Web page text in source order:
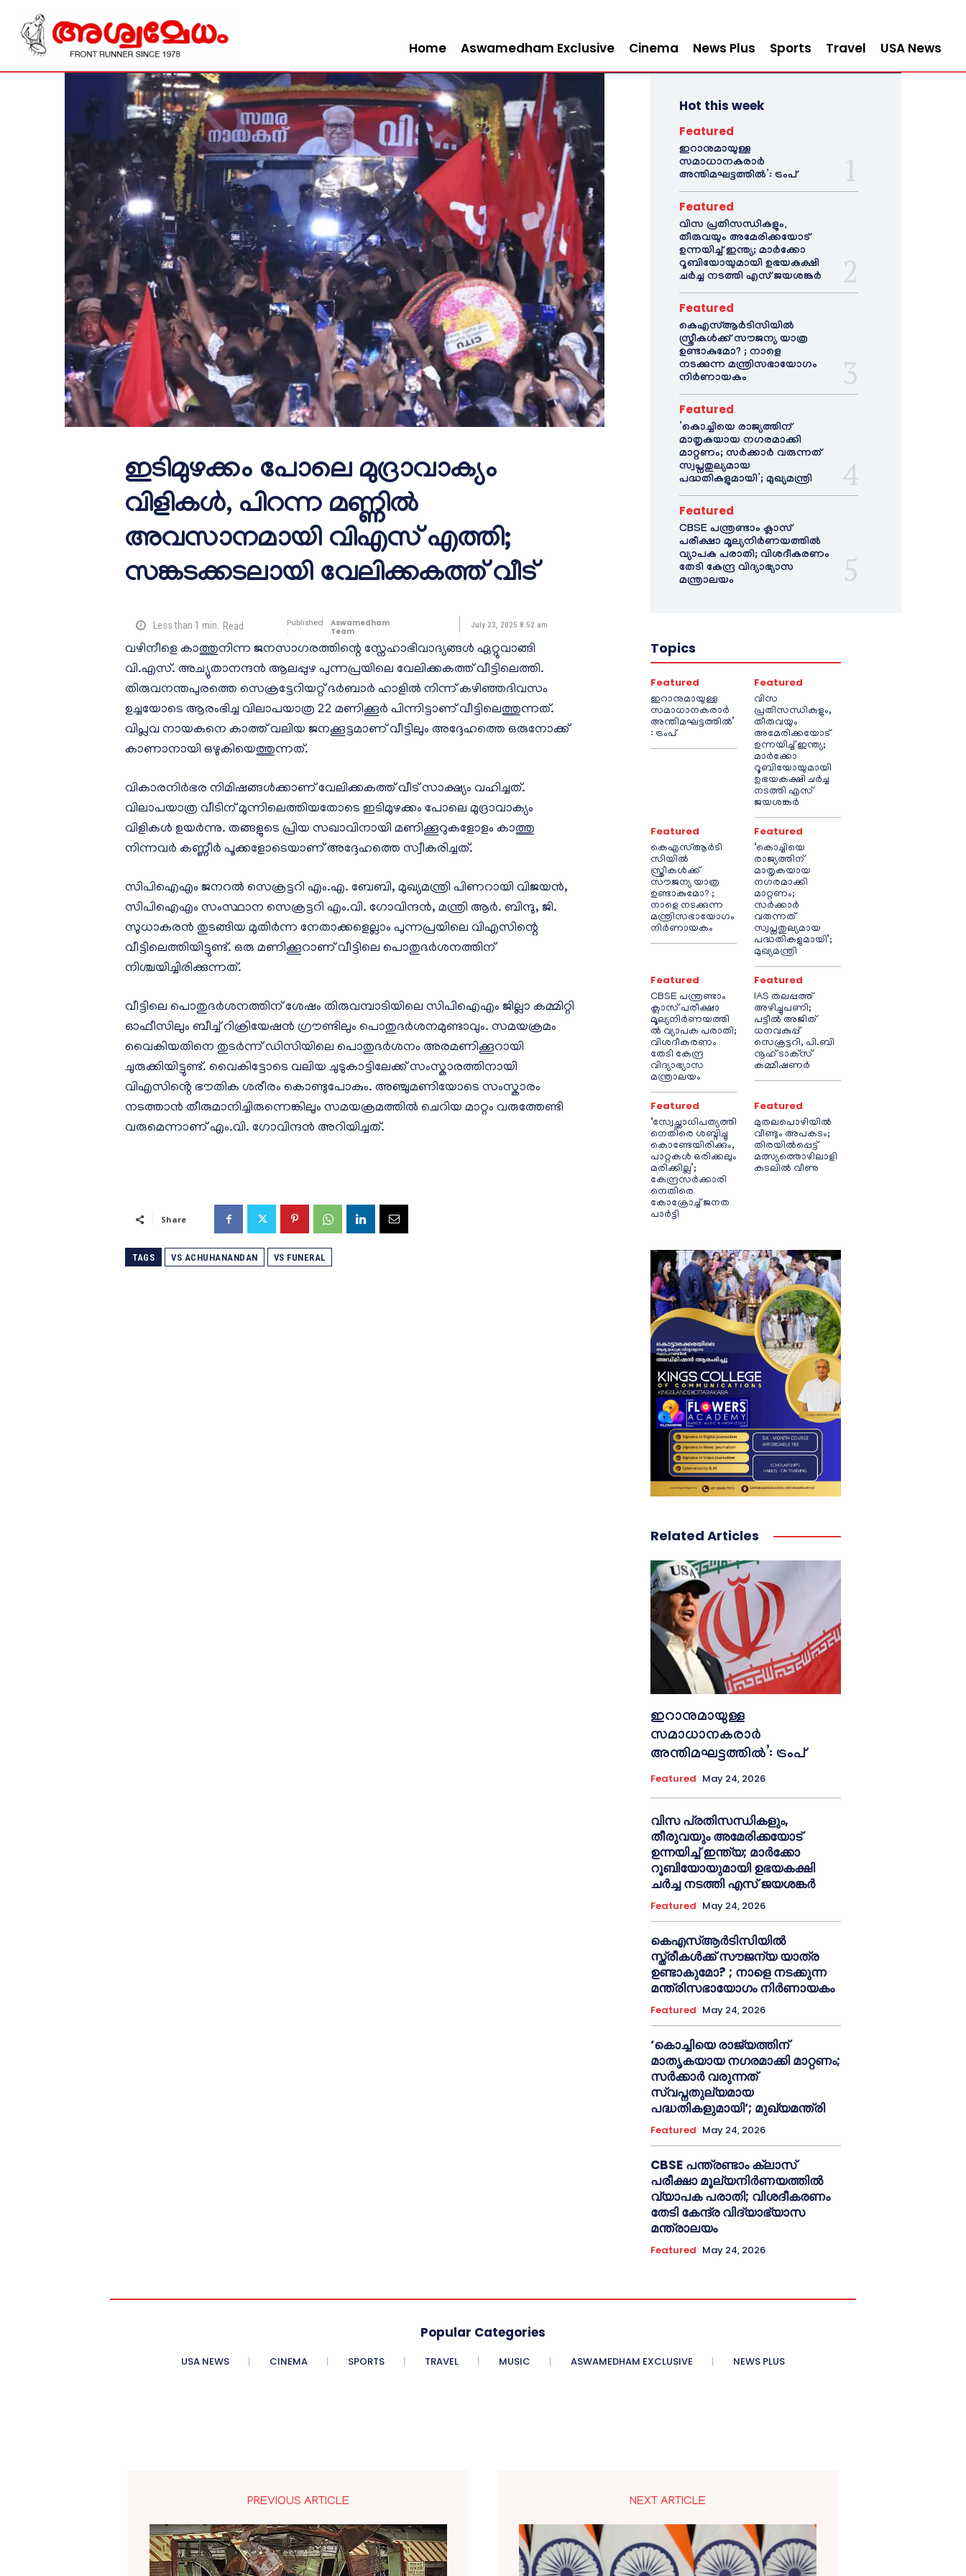
Home Aswamedham Exclusive Cinema News Plus Sports Travel USA News
ഇടിമുഴക്കം പോലെ മുദ്രാവാക്യം
വിളികൾ, പിറന്ന മണ്ണിൽ
അവസാനമായി വിഎസ് എത്തി;
സങ്കടക്കടലായി വേലിക്കകത്ത് വീട്
Less than 1 min. Read
Published
:
Aswamedham
Team
July 23, 2025 8:52 am
വഴിനീളെ കാത്തുനിന്ന ജനസാഗരത്തിന്റെ സ്നേഹാഭിവാദ്യങ്ങൾ ഏറ്റുവാങ്ങി
വി.എസ്. അച്യുതാനന്ദൻ ആലപ്പുഴ പുന്നപ്രയിലെ വേലിക്കകത്ത് വീട്ടിലെത്തി.
തിരുവനന്തപുരത്തെ സെക്രട്ടേറിയറ്റ് ദർബാർ ഹാളിൽ നിന്ന് കഴിഞ്ഞദിവസം
ഉച്ചയോടെ ആരംഭിച്ച വിലാപയാത്ര 22 മണിക്കൂർ പിന്നിട്ടാണ് വീട്ടിലെത്തുന്നത്.
വിപ്ലവ നായകനെ കാത്ത് വലിയ ജനക്കൂട്ടമാണ് വീട്ടിലും അദ്ദേഹത്തെ ഒരുനോക്ക്
കാണാനായി ഒഴുകിയെത്തുന്നത്.
വികാരനിർഭര നിമിഷങ്ങൾക്കാണ് വേലിക്കകത്ത് വീട് സാക്ഷ്യം വഹിച്ചത്.
വിലാപയാത്ര വീടിന് മുന്നിലെത്തിയതോടെ ഇടിമുഴക്കം പോലെ മുദ്രാവാക്യം
വിളികൾ ഉയർന്നു. തങ്ങളുടെ പ്രിയ സഖാവിനായി മണിക്കൂറുകളോളം കാത്തു
നിന്നവർ കണ്ണീർ പൂക്കളോടെയാണ് അദ്ദേഹത്തെ സ്വീകരിച്ചത്.
സിപിഐഎം ജനറല്‍ സെക്രട്ടറി എം.എ. ബേബി, മുഖ്യമന്ത്രി പിണറായി വിജയൻ,
സിപിഐഎം സംസ്ഥാന സെക്രട്ടറി എം.വി. ഗോവിന്ദന്‍, മന്ത്രി ആർ. ബിന്ദു, ജി.
സുധാകരന്‍ തുടങ്ങിയ മുതിർന്ന നേതാക്കളെല്ലാം പുന്നപ്രയിലെ വിഎസിന്റെ
വീട്ടിലെത്തിയിട്ടുണ്ട്. ഒരു മണിക്കൂറാണ് വീട്ടിലെ പൊതുദർശനത്തിന്
നിശ്ചയിച്ചിരിക്കുന്നത്.
വീട്ടിലെ പൊതുദര്‍ശനത്തിന് ശേഷം തിരുവമ്പാടിയിലെ സിപിഐഎം ജില്ലാ കമ്മിറ്റി
ഓഫീസിലും ബീച്ച് റിക്രിയേഷൻ ഗ്രൗണ്ടിലും പൊതുദർശനമുണ്ടാവും. സമയക്രമം
വൈകിയതിനെ തുടര്‍ന്ന് ഡിസിയിലെ പൊതുദര്‍ശനം അരമണിക്കൂറായി
ചുരുക്കിയിട്ടുണ്ട്. വൈകിട്ടോടെ വലിയ ചുടുകാട്ടിലേക്ക് സംസ്കാരത്തിനായി
വിഎസിൻ്റെ ഭൗതിക ശരീരം കൊണ്ടുപോകും. അഞ്ചുമണിയാേടെ സംസ്കാരം
നടത്താൻ തീരുമാനിച്ചിരുന്നെങ്കിലും സമയക്രമത്തിൽ ചെറിയ മാറ്റം വരുത്തേണ്ടി
വരുമെന്നാണ് എം.വി. ഗോവിന്ദൻ അറിയിച്ചത്.
Share
TAGS VS ACHUHANANDAN VS FUNERAL
Hot this week
Featured
ഇറാനുമായുള്ള
സമാധാനകരാർ
അന്തിമഘട്ടത്തിൽ‌’: ട്രംപ്
Featured
വിസ പ്രതിസന്ധികളും,
തീരുവയും അമേരിക്കയോട്
ഉന്നയിച്ച് ഇന്ത്യ; മാർക്കോ
റൂബിയോയുമായി ഉഭയകക്ഷി
ചർച്ച നടത്തി എസ് ജയശങ്കർ
Featured
കെഎസ്ആർടിസിയിൽ
സ്ത്രീകൾക്ക് സൗജന്യ യാത്ര
ഉണ്ടാകുമോ? ; നാളെ
നടക്കുന്ന മന്ത്രിസഭായോഗം
നിർണായകം
Featured
‘കൊച്ചിയെ രാജ്യത്തിന്
മാതൃകയായ നഗരമാക്കി
മാറ്റണം; സർക്കാർ വരുന്നത്
സ്വപ്നതുല്യമായ
പദ്ധതികളുമായി’; മുഖ്യമന്ത്രി
Featured
CBSE പന്ത്രണ്ടാം ക്ലാസ്
പരീക്ഷാ മൂല്യനിർണയത്തിൽ
വ്യാപക പരാതി; വിശദീകരണം
തേടി കേന്ദ്ര വിദ്യാഭ്യാസ
മന്ത്രാലയം
Topics
Featured
ഇറാനുമായുള്ള
സമാധാനകരാർ
അന്തിമഘട്ടത്തിൽ‌’
: ട്രംപ്
Featured
വിസ
പ്രതിസന്ധികളും,
തീരുവയും
അമേരിക്കയോട്
ഉന്നയിച്ച് ഇന്ത്യ;
മാർക്കോ
റൂബിയോയുമായി
ഉഭയകക്ഷി ചർച്ച
നടത്തി എസ്
ജയശങ്കർ
Featured
കെഎസ്ആർടി
സിയിൽ
സ്ത്രീകൾക്ക്
സൗജന്യ യാത്ര
ഉണ്ടാകുമോ? ;
നാളെ നടക്കുന്ന
മന്ത്രിസഭായോഗം
നിർണായകം
Featured
‘കൊച്ചിയെ
രാജ്യത്തിന്
മാതൃകയായ
നഗരമാക്കി
മാറ്റണം;
സർക്കാർ
വരുന്നത്
സ്വപ്നതുല്യമായ
പദ്ധതികളുമായി’;
മുഖ്യമന്ത്രി
Featured
CBSE പന്ത്രണ്ടാം
ക്ലാസ് പരീക്ഷാ
മൂല്യനിർണയത്തി
ൽ വ്യാപക പരാതി;
വിശദീകരണം
തേടി കേന്ദ്ര
വിദ്യാഭ്യാസ
മന്ത്രാലയം
Featured
IAS തലപ്പത്ത്
അഴിച്ചുപണി;
പട്ടീല്‍ അജിത്
ധനവകുപ്പ്
സെക്രട്ടറി, പി.ബി
നൂഹ് ടാക്‌സ്
കമ്മീഷണര്‍
Featured
‘സ്വേച്ഛാധിപത്യത്തി
നെതിരെ ശബ്ദിച്ചു
കൊണ്ടേയിരിക്കും,
പാറ്റകൾ ഒരിക്കലും
മരിക്കില്ല’;
കേന്ദ്രസർക്കാരി
നെതിരെ
കോക്രോച്ച് ജനത
പാർട്ടി
Featured
മുതലപൊഴിയിൽ
വീണ്ടും അപകടം;
തിരയിൽപ്പെട്ട്
മത്സ്യത്തൊഴിലാളി
കടലിൽ വീണു
Related Articles
ഇറാനുമായുള്ള
സമാധാനകരാർ
അന്തിമഘട്ടത്തിൽ‌’: ട്രംപ്
Featured May 24, 2026
വിസ പ്രതിസന്ധികളും,
തീരുവയും അമേരിക്കയോട്
ഉന്നയിച്ച് ഇന്ത്യ; മാർക്കോ
റൂബിയോയുമായി ഉഭയകക്ഷി
ചർച്ച നടത്തി എസ് ജയശങ്കർ
Featured May 24, 2026
കെഎസ്ആർടിസിയിൽ
സ്ത്രീകൾക്ക് സൗജന്യ യാത്ര
ഉണ്ടാകുമോ? ; നാളെ നടക്കുന്ന
മന്ത്രിസഭായോഗം നിർണായകം
Featured May 24, 2026
‘കൊച്ചിയെ രാജ്യത്തിന്
മാതൃകയായ നഗരമാക്കി മാറ്റണം;
സർക്കാർ വരുന്നത്
സ്വപ്നതുല്യമായ
പദ്ധതികളുമായി’; മുഖ്യമന്ത്രി
Featured May 24, 2026
CBSE പന്ത്രണ്ടാം ക്ലാസ്
പരീക്ഷാ മൂല്യനിർണയത്തിൽ
വ്യാപക പരാതി; വിശദീകരണം
തേടി കേന്ദ്ര വിദ്യാഭ്യാസ
മന്ത്രാലയം
Featured May 24, 2026
Popular Categories
USA NEWS CINEMA SPORTS TRAVEL MUSIC ASWAMEDHAM EXCLUSIVE NEWS PLUS
PREVIOUS ARTICLE NEXT ARTICLE